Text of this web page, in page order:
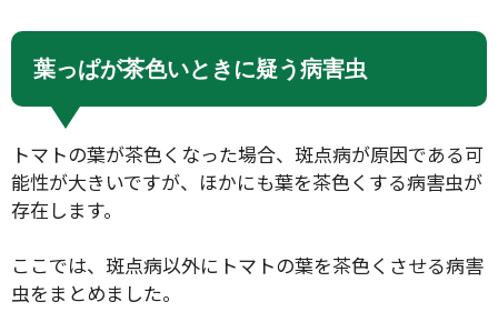
葉っぱが茶色いときに疑う病害虫
トマトの葉が茶色くなった場合、斑点病が原因である可
能性が大きいですが、ほかにも葉を茶色くする病害虫が
存在します。
ここでは、斑点病以外にトマトの葉を茶色くさせる病害
虫をまとめました。